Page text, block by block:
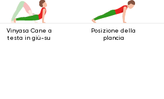
Vinyasa Cane a
testa in giù-su
Posizione della
plancia